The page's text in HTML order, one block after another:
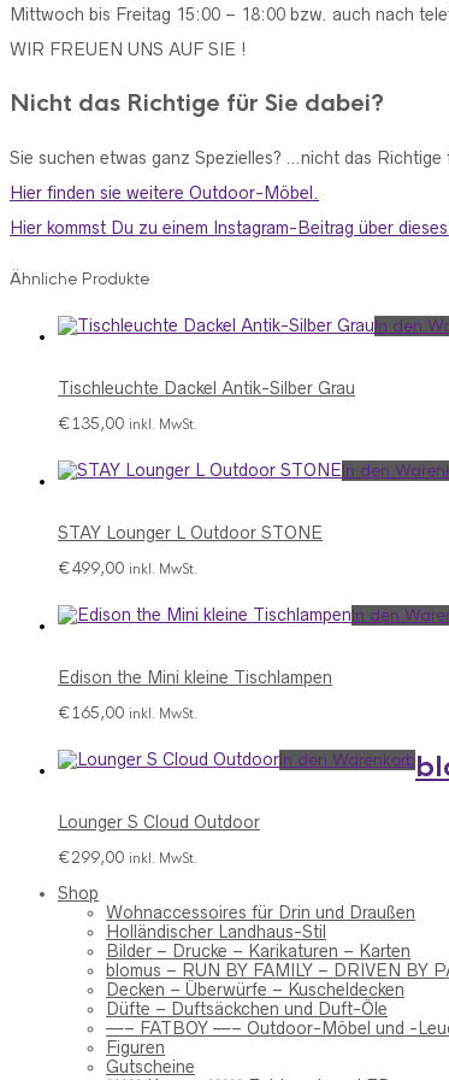
Mittwoch bis Freitag 15:00 – 18:00 bzw. auch nach
WIR FREUEN UNS AUF SIE !
Nicht das Richtige für Sie dabei?
Sie suchen etwas ganz Spezielles? …nicht das
Hier finden sie weitere Outdoor-Möbel.
Hier kommst Du zu einem Instagram-Beitrag über
Ähnliche Produkte
In den
Tischleuchte Dackel Antik-Silber Grau
€135,00 inkl. MwSt.
In den
STAY Lounger L Outdoor STONE
€499,00 inkl. MwSt.
In den
Edison the Mini kleine Tischlampen
€165,00 inkl. MwSt.
In den Warenkorb
Lounger S Cloud Outdoor
€299,00 inkl. MwSt.
Shop
Wohnaccessoires für Drin und Draußen
Holländischer Landhaus-Stil
Bilder – Drucke – Karikaturen – Karten
blomus – RUN BY FAMILY – DRIVEN BY
Decken – Überwürfe – Kuscheldecken
Düfte – Duftsäckchen und Duft-Öle
—– FATBOY —– Outdoor-Möbel und -
Figuren
Gutscheine